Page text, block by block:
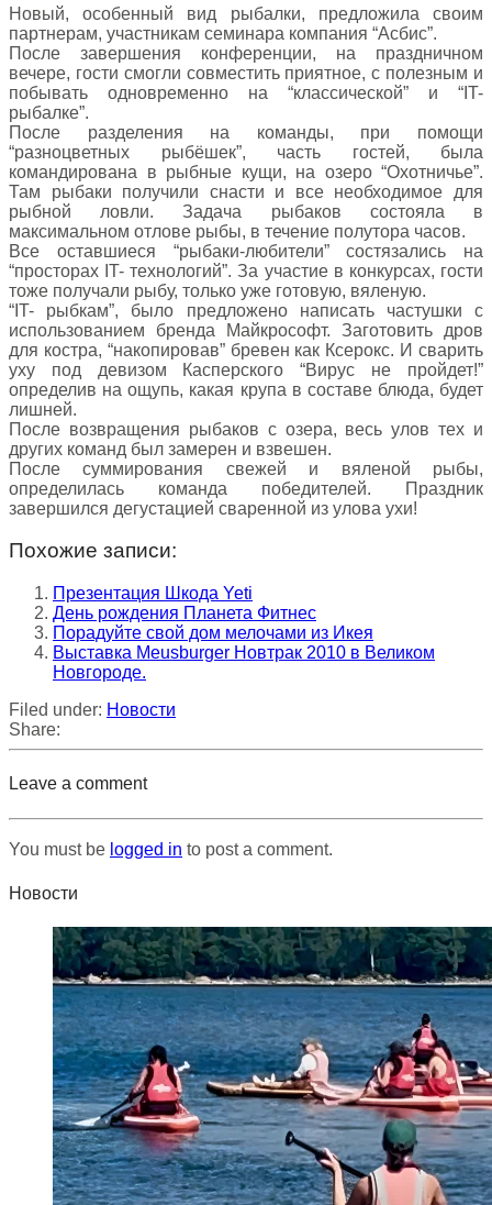
Новый, особенный вид рыбалки, предложила своим
партнерам, участникам семинара компания “Асбис”.
После завершения конференции, на праздничном
вечере, гости смогли совместить приятное, с полезным и
побывать одновременно на “классической” и “IT-
рыбалке”.
После разделения на команды, при помощи
“разноцветных рыбёшек”, часть гостей, была
командирована в рыбные кущи, на озеро “Охотничье”.
Там рыбаки получили снасти и все необходимое для
рыбной ловли. Задача рыбаков состояла в
максимальном отлове рыбы, в течение полутора часов.
Все оставшиеся “рыбаки-любители” состязались на
“просторах IT- технологий”. За участие в конкурсах, гости
тоже получали рыбу, только уже готовую, вяленую.
“IT- рыбкам”, было предложено написать частушки с
использованием бренда Майкрософт. Заготовить дров
для костра, “накопировав” бревен как Ксерокс. И сварить
уху под девизом Касперского “Вирус не пройдет!”
определив на ощупь, какая крупа в составе блюда, будет
лишней.
После возвращения рыбаков с озера, весь улов тех и
других команд был замерен и взвешен.
После суммирования свежей и вяленой рыбы,
определилась команда победителей. Праздник
завершился дегустацией сваренной из улова ухи!
Похожие записи:
Презентация Шкода Yeti
День рождения Планета Фитнес
Порадуйте свой дом мелочами из Икея
Выставка Meusburger Новтрак 2010 в Великом
Новгороде.
Filed under: Новости
Share:
Leave a comment
You must be logged in to post a comment.
Новости